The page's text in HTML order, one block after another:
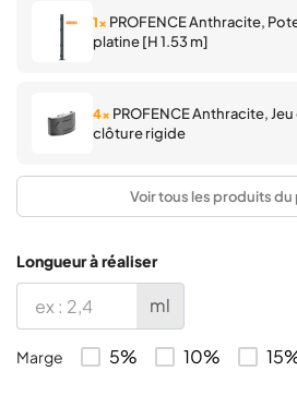
1× PROFENCE Anthracite,
platine [H 1.53 m]
4× PROFENCE Anthracite,
clôture rigide
PROFENCE Anthracite,
PROFENCE Anthracite,
Voir tous les produits du
Longueur à réaliser
ml
Marge 5% 10%